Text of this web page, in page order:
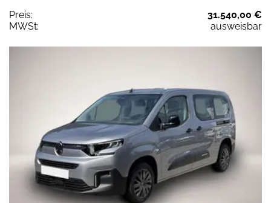
Preis:
31.540,00 €
MWSt:
ausweisbar